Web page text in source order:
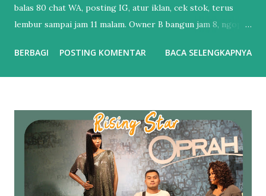
balas 80 chat WA, posting IG, atur iklan, cek stok, terus
lembur sampai jam 11 malam. Owner B bangun jam 8, ngopi,
sendiri, laporan penjualan udah masuk email. Bedanya?
paling keras tapi hasilnya paling dikit. Perbedaan Automasi
vs Manual : Tebak Sendiri vs Dikerjain Sistem Balas Chat :
Ngetik satu-satu. Telat 5 menit = customer kabur.
Sedangkan Chatbot AI bales 24/7 dalam 3 detik. Posting
Konten : Inget-inget, bikin pas ada waktu. Sedangkan AI
BERBAGI POSTING KOMENTAR BACA SELENGKAPNYA